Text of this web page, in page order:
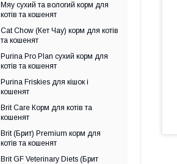
Мяу сухий та вологий корм для
котів та кошенят
Cat Chow (Кет Чау) корм для котів
та кошенят
Purina Pro Plan сухий корм для
котів та кошенят
Purina Friskies для кішок і
кошенят
Brit Care Корм для котів та
кошенят
Brit (Брит) Premium корм для
котів та кошенят
Brit GF Veterinary Diets (Брит